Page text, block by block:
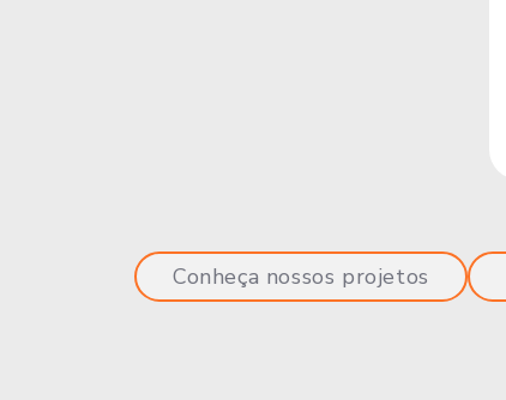
Conheça nossos projetos